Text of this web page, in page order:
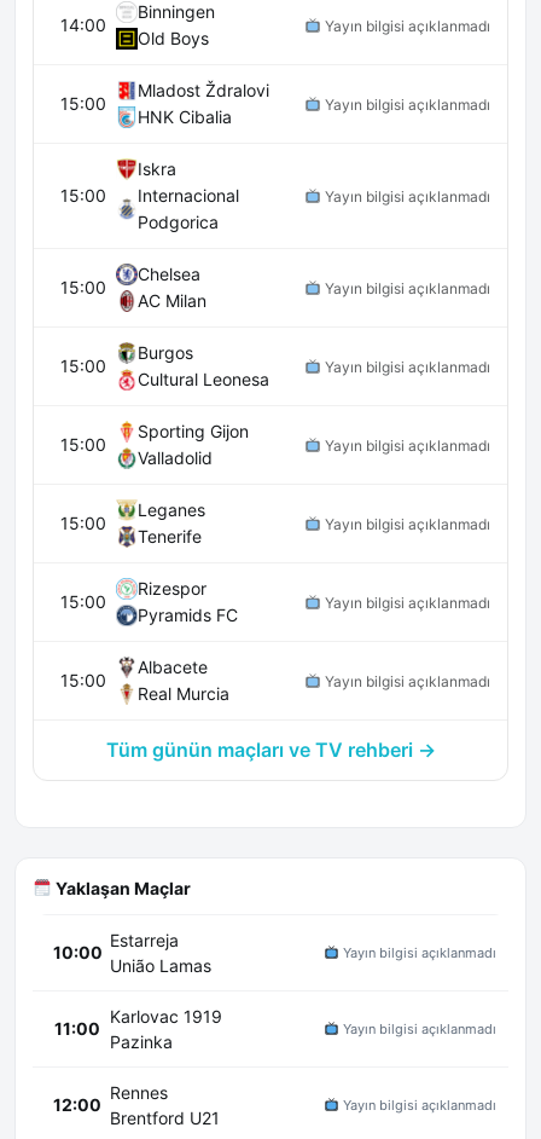
14:00
Binningen
Old Boys
Yayın bilgisi açıklanmadı
15:00
Mladost Ždralovi
HNK Cibalia
Yayın bilgisi açıklanmadı
15:00
Iskra
Internacional
Podgorica
Yayın bilgisi açıklanmadı
15:00
Chelsea
AC Milan
Yayın bilgisi açıklanmadı
15:00
Burgos
Cultural Leonesa
Yayın bilgisi açıklanmadı
15:00
Sporting Gijon
Valladolid
Yayın bilgisi açıklanmadı
15:00
Leganes
Tenerife
Yayın bilgisi açıklanmadı
15:00
Rizespor
Pyramids FC
Yayın bilgisi açıklanmadı
15:00
Albacete
Real Murcia
Yayın bilgisi açıklanmadı
Tüm günün maçları ve TV rehberi →
Yaklaşan Maçlar
10:00
Estarreja
União Lamas
Yayın bilgisi açıklanmadı
11:00
Karlovac 1919
Pazinka
Yayın bilgisi açıklanmadı
12:00
Rennes
Brentford U21
Yayın bilgisi açıklanmadı